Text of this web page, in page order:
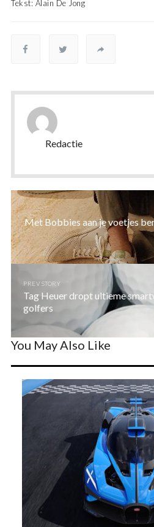
Tekst: Alain De Jong
Redactie
Met Bobbies aan je voetjes
PREV STORY
Tag Heuer dropt ultieme
golfers
You May Also Like